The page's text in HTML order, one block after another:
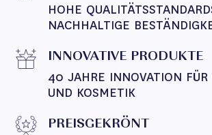
HOHE
NACHHALTIGE
INNOVATIVE PRODUKTE
40 JAHRE INNOVATION FÜR
UND KOSMETIK
PREISGEKRÖNT